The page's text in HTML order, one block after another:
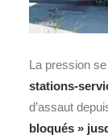
La pression
stations-
d’assaut
bloqués »